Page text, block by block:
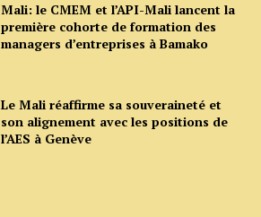
Mali: le CMEM et l’API-Mali lancent la
première cohorte de formation des
managers d’entreprises à Bamako
Le Mali réaffirme sa souveraineté et
son alignement avec les positions de
l’AES à Genève